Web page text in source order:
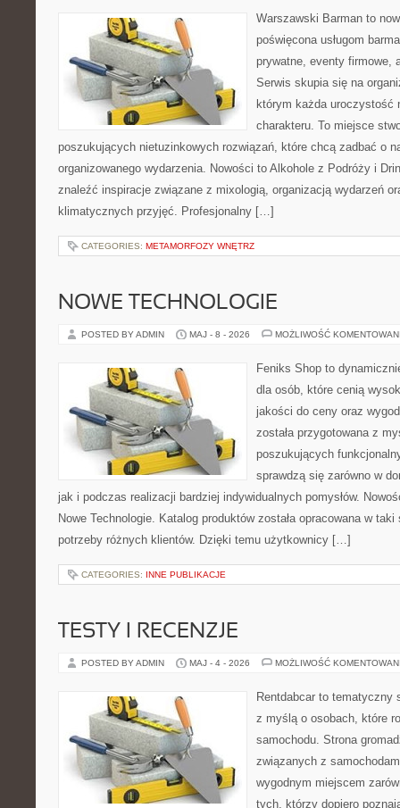
Warszawski Barman to
poświęcona usługom
prywatne, eventy firmowe,
Serwis skupia się na
którym każda uroczystość
charakteru. To miejsce
poszukujących nietuzinkowych rozwiązań, które chcą zadbać o
organizowanego wydarzenia. Nowości to Alkohole z Podróży i
znaleźć inspiracje związane z mixologią, organizacją wydarzeń
klimatycznych przyjęć. Profesjonalny […]
CATEGORIES: METAMORFOZY WNĘTRZ
NOWE TECHNOLOGIE
POSTED BY ADMIN MAJ - 8 - 2026 MOŻLIWOŚĆ
Feniks Shop to
dla osób, które cenią
jakości do ceny oraz
została przygotowana z
poszukujących
sprawdzą się zarówno w
jak i podczas realizacji bardziej indywidualnych pomysłów.
Nowe Technologie. Katalog produktów została opracowana w
potrzeby różnych klientów. Dzięki temu użytkownicy […]
CATEGORIES: INNE PUBLIKACJE
TESTY I RECENZJE
POSTED BY ADMIN MAJ - 4 - 2026 MOŻLIWOŚĆ
Rentdabcar to tematyczny
z myślą o osobach, które
samochodu. Strona
związanych z
wygodnym miejscem
tych, którzy dopiero